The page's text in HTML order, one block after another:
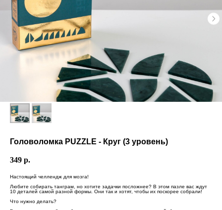
Головоломка PUZZLE - Круг (3 уровень)
349 р.
Настоящий челлендж для мозга!
Любите собирать танграм, но хотите задачки посложнее? В этом пазле вас ждут
10 деталей самой разной формы. Они так и хотят, чтобы их поскорее собрали!
Что нужно делать?